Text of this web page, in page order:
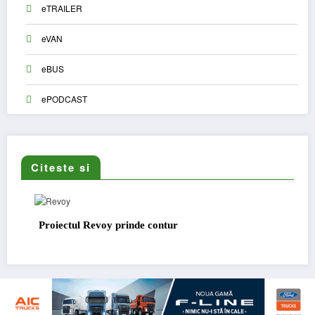
eTRAILER
eVAN
eBUS
ePODCAST
Citeste si
Proiectul Revoy prinde contur